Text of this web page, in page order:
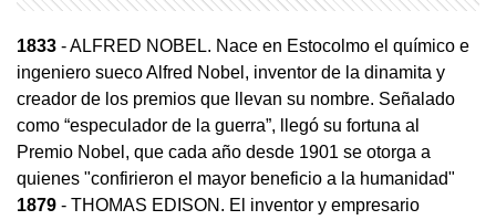
1833 - ALFRED NOBEL. Nace en Estocolmo el químico e
ingeniero sueco Alfred Nobel, inventor de la dinamita y
creador de los premios que llevan su nombre. Señalado
como “especulador de la guerra”, llegó su fortuna al
Premio Nobel, que cada año desde 1901 se otorga a
quienes "confirieron el mayor beneficio a la humanidad"
1879 - THOMAS EDISON. El inventor y empresario